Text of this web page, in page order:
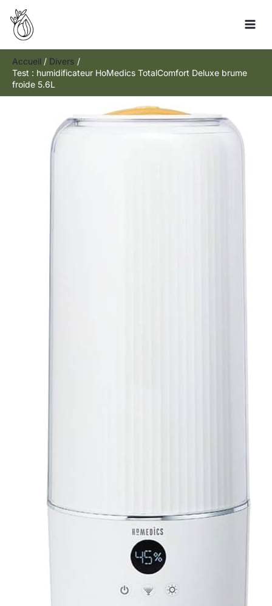
Aller
contenu
Accueil
Divers
Test : humidificateur HoMedics TotalComfort Deluxe brume
froide 5.6L
Rechercher